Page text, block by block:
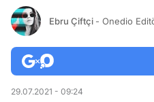
Ebru Çiftçi - Onedio
29.07.2021 - 09:24